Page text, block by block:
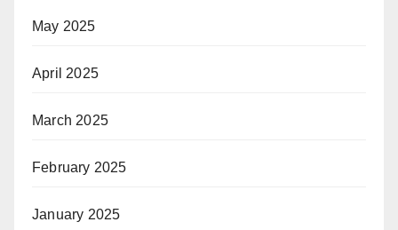
May 2025
April 2025
March 2025
February 2025
January 2025